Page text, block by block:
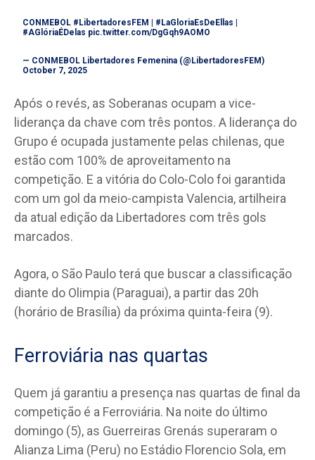
CONMEBOL #LibertadoresFEM #LaGloriaEsDeEllas
#AGlóriaÉDelas pic.twitter.com/DgGqh9AOMO
— CONMEBOL Libertadores Femenina (@LibertadoresFEM)
October 7, 2025
Após o revés, as Soberanas ocupam a vice-
liderança da chave com três pontos. A liderança do
Grupo é ocupada justamente pelas chilenas, que
estão com 100% de aproveitamento na
competição. E a vitória do Colo-Colo foi garantida
com um gol da meio-campista Valencia, artilheira
da atual edição da Libertadores com três gols
marcados.
Agora, o São Paulo terá que buscar a classificação
diante do Olimpia (Paraguai), a partir das 20h
(horário de Brasília) da próxima quinta-feira (9).
Ferroviária nas quartas
Quem já garantiu a presença nas quartas de final da
competição é a Ferroviária. Na noite do último
domingo (5), as Guerreiras Grenás superaram o
Alianza Lima (Peru) no Estádio Florencio Sola, em